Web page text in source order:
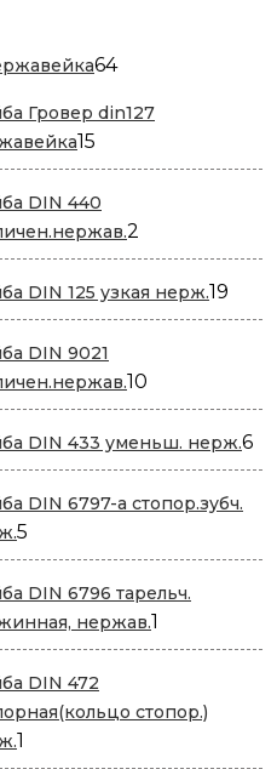
6464
Гровер din127
15
товаров
DIN 440
2
товара
DIN 125 узкая нерж.19
DIN 9021
10
товаров
DIN 433 уменьш. нерж.66
DIN 6797-a стопор.зубч.
5
товаров
DIN 6796 тарельч.
нержав.1
товар
DIN 472
стопор.)
1